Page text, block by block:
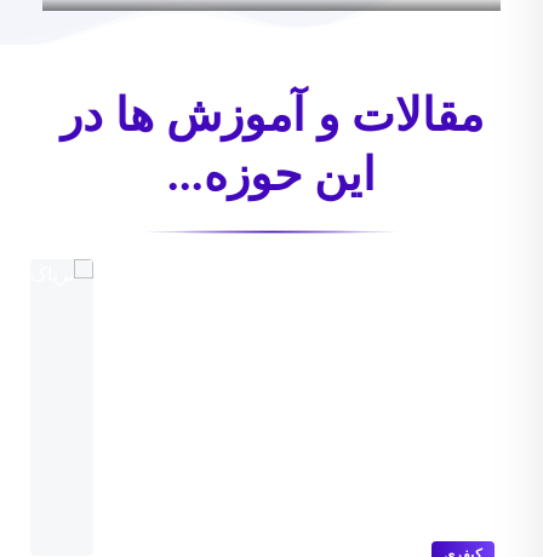
مقالات و آموزش ها در
این حوزه...